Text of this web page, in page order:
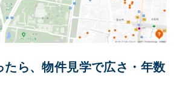
たら、物件見学で広さ・年数